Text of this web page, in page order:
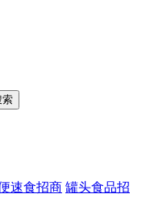
速食招商 罐头食品招